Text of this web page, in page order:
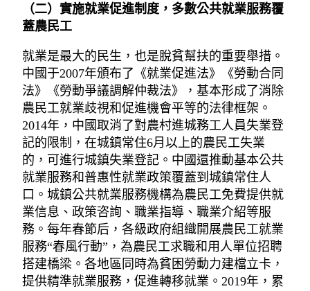
（二）實施就業促進制度，多數公共就業服務覆
蓋農民工
就業是最大的民生，也是脫貧幫扶的重要舉措。
中國于2007年頒布了《就業促進法》《勞動合同
法》《勞動爭議調解仲裁法》，基本形成了消除
農民工就業歧視和促進機會平等的法律框架。
2014年，中國取消了對農村進城務工人員失業登
記的限制，在城鎮常住6月以上的農民工失業
的，可進行城鎮失業登記。中國還推動基本公共
就業服務和普惠性就業政策覆蓋到城鎮常住人
口。城鎮公共就業服務機構為農民工免費提供就
業信息、政策咨詢、職業指導、職業介紹等服
務。每年春節后，各級政府組織開展農民工就業
服務“春風行動”，為農民工求職和用人單位招聘
搭建橋梁。各地區同時為貧困勞動力建檔立卡，
提供精準就業服務，促進轉移就業。2019年，累